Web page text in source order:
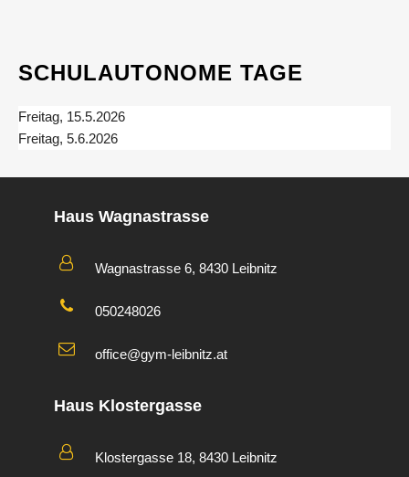
SCHULAUTONOME TAGE
Freitag, 15.5.2026
Freitag, 5.6.2026
Haus Wagnastrasse
Wagnastrasse 6, 8430 Leibnitz
050248026
office@gym-leibnitz.at
Haus Klostergasse
Klostergasse 18, 8430 Leibnitz